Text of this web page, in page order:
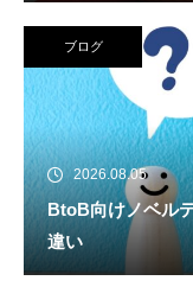
ブログ
2026.08.05
BtoB向けノベル
違い